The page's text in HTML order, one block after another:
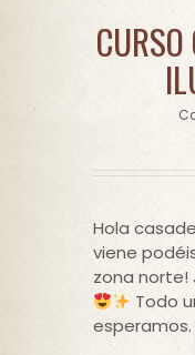
Hola
viene
zona norte!
Todo
esperamos.